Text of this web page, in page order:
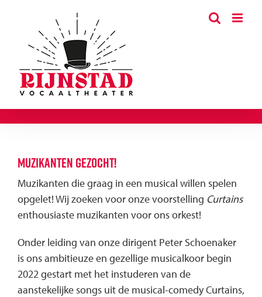
Muzikanten gezocht!
Muzikanten die graag in een musical willen spelen
opgelet! Wij zoeken voor onze voorstelling Curtains
enthousiaste muzikanten voor ons orkest!
Onder leiding van onze dirigent Peter Schoenaker
is ons ambitieuze en gezellige musicalkoor begin
2022 gestart met het instuderen van de
aanstekelijke songs uit de musical-comedy Curtains,